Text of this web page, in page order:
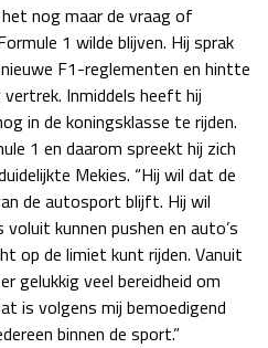
nog maar de vraag of
1 wilde blijven. Hij sprak
F1-reglementen en hintte
Inmiddels heeft hij
in de koningsklasse te rijden.
1 en daarom spreekt hij zich
Mekies. “Hij wil dat de
de autosport blijft. Hij wil
kunnen pushen en auto’s
op de limiet kunt rijden. Vanuit
gelukkig veel bereidheid om
is volgens mij bemoedigend
binnen de sport.”